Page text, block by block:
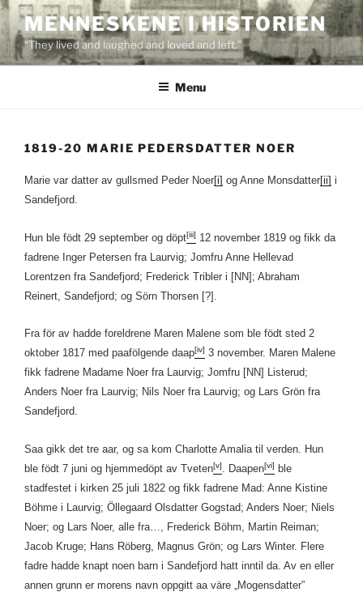
Skip
to
content
MENNESKENE I HISTORIEN
“They lived and laughed and loved and left.”
Menu
1819-20 MARIE PEDERSDATTER NOER
Marie var datter av gullsmed Peder Noer[i] og Anne Monsdatter[ii] i
Sandefjord.
Hun ble födt 29 september og döpt[iii] 12 november 1819 og fikk da
fadrene Inger Petersen fra Laurvig; Jomfru Anne Hellevad
Lorentzen fra Sandefjord; Frederick Tribler i [NN]; Abraham
Reinert, Sandefjord; og Sörn Thorsen [?].
Fra för av hadde foreldrene Maren Malene som ble födt sted 2
oktober 1817 med paafölgende daap[iv] 3 november. Maren Malene
fikk fadrene Madame Noer fra Laurvig; Jomfru [NN] Listerud;
Anders Noer fra Laurvig; Nils Noer fra Laurvig; og Lars Grön fra
Sandefjord.
Saa gikk det tre aar, og sa kom Charlotte Amalia til verden. Hun
ble födt 7 juni og hjemmedöpt av Tveten[v] . Daapen[vi] ble
stadfestet i kirken 25 juli 1822 og fikk fadrene Mad: Anne Kistine
Böhme i Laurvig; Öllegaard Olsdatter Gogstad; Anders Noer; Niels
Noer; og Lars Noer, alle fra…, Frederick Böhm, Martin Reiman;
Jacob Kruge; Hans Röberg, Magnus Grön; og Lars Winter. Flere
fadre hadde knapt noen barn i Sandefjord hatt inntil da. Av en eller
annen grunn er morens navn oppgitt aa väre „Mogensdatter”